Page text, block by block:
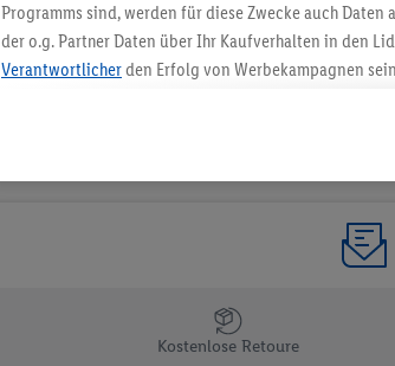
Kostenlose Retoure
Programms sind, werden für diese Zwecke auch
der o.g. Partner Daten über Ihr Kaufverhalten in den
Verantwortlicherden Erfolg von Werbekampagnen
angereicherten Profilen. Dies umfasst die
Kaufverhalten in den Lidl-Diensten, Informationen
genauen Standortdaten) auch über verschiedene
Segmenten). Im Zusammenhang mit dem Ausspielen
Erfolgsmessung der Werbung, zur
Sofern Sie hier Ihre Zustimmung dazu erteilen und
Plus-Konto einloggen, kann darüber hinaus auch Ihre